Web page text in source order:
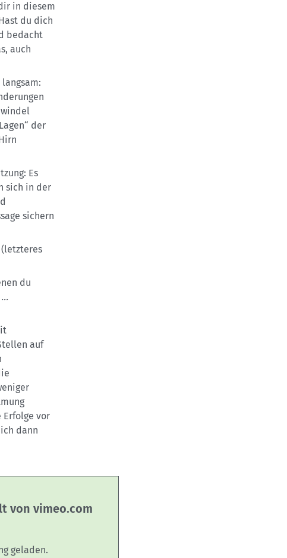
in diesem
du dich
bedacht
auch
der
Es
sich in der
sichern
du
…
auf
Erfolge vor
dann
von vimeo.com
geladen.